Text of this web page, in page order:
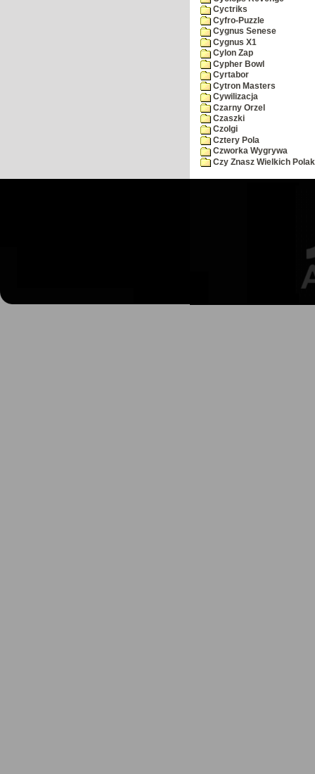
Cyctriks
Cyfro-Puzzle
Cygnus Senese
Cygnus X1
Cylon Zap
Cypher Bowl
Cyrtabor
Cytron Masters
Cywilizacja
Czarny Orzel
Czaszki
Czolgi
Cztery Pola
Czworka Wygrywa
Czy Znasz Wielkich